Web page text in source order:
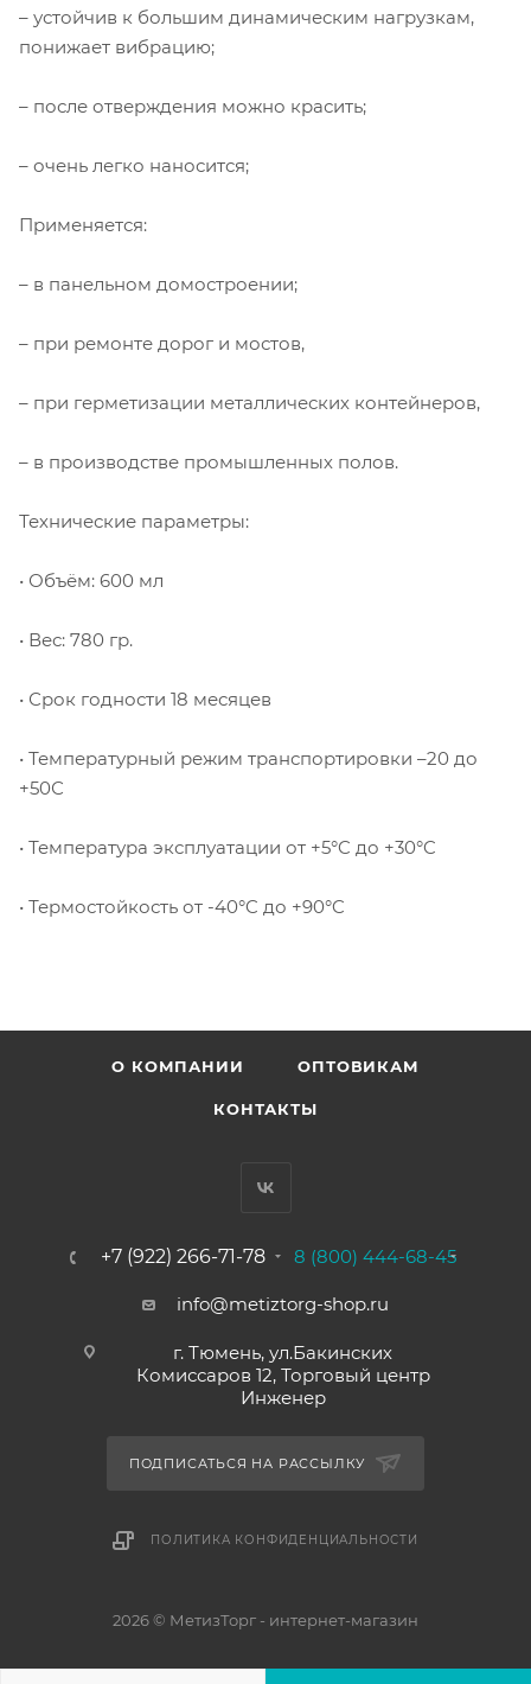
– устойчив к большим динамическим нагрузкам,
понижает вибрацию;
– после отверждения можно красить;
– очень легко наносится;
Применяется:
– в панельном домостроении;
– при ремонте дорог и мостов,
– при герметизации металлических контейнеров,
– в производстве промышленных полов.
Технические параметры:
• Объём: 600 мл
• Вес: 780 гр.
• Срок годности 18 месяцев
• Температурный режим транспортировки –20 до
+50С
• Температура эксплуатации от +5°C до +30°C
• Термостойкость от -40°C до +90°C
О КОМПАНИИ ОПТОВИКАМ
КОНТАКТЫ
+7 (922) 266-71-78 8 (800) 444-68-45
info@metiztorg-shop.ru
г. Тюмень, ул.Бакинских
Комиссаров 12, Торговый центр
Инженер
ПОДПИСАТЬСЯ НА РАССЫЛКУ
ПОЛИТИКА КОНФИДЕНЦИАЛЬНОСТИ
2026 © МетизТорг - интернет-магазин